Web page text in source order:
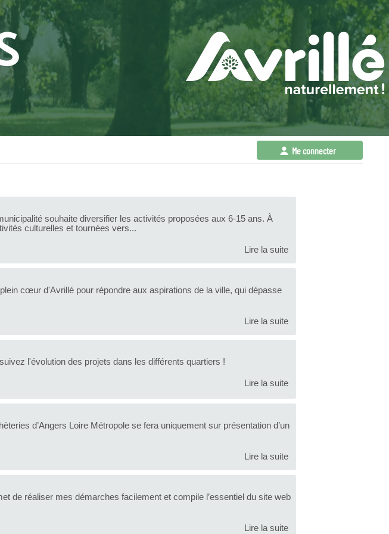
Me connecter
souhaite diversifier les activités proposées aux 6-15 ans. À
culturelles et tournées vers...
Lire la suite
plein cœur d'Avrillé pour répondre aux aspirations de la ville, qui dépasse
Lire la suite
l'évolution des projets dans les différents quartiers !
Lire la suite
d’Angers Loire Métropole se fera uniquement sur présentation d’un
Lire la suite
de réaliser mes démarches facilement et compile l’essentiel du site web
Lire la suite